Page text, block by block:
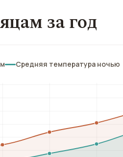
за год
Средняя температура ночью